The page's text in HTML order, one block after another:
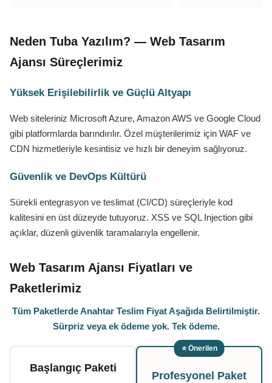
Neden Tuba Yazılım? — Web Tasarım
Ajansı Süreçlerimiz
Yüksek Erişilebilirlik ve Güçlü Altyapı
Web siteleriniz Microsoft Azure, Amazon AWS ve Google Cloud
gibi platformlarda barındırılır. Özel müşterilerimiz için WAF ve
CDN hizmetleriyle kesintisiz ve hızlı bir deneyim sağlıyoruz.
Güvenlik ve DevOps Kültürü
Sürekli entegrasyon ve teslimat (CI/CD) süreçleriyle kod
kalitesini en üst düzeyde tutuyoruz. XSS ve SQL Injection gibi
açıklar, düzenli güvenlik taramalarıyla engellenir.
Web Tasarım Ajansı Fiyatları ve
Paketlerimiz
Tüm Paketlerde Anahtar Teslim Fiyat Aşağıda Belirtilmiştir.
Sürpriz veya ek ödeme yok. Tek ödeme.
Başlangıç Paketi
⭐ Önerilen
Profesyonel Paket